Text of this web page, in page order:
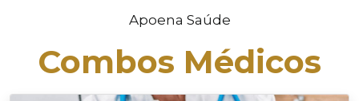
Apoena Saúde
Combos Médicos